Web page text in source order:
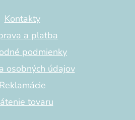
Kontakty
a platba
podmienky
osobných údajov
Reklamácie
tovaru